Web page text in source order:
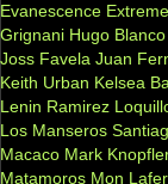
Evanescence Extreme
Grignani Hugo Blanco
Joss Favela Juan
Keith Urban Kelsea
Lenin Ramirez
Los Manseros
Macaco Mark
Matamoros Mon